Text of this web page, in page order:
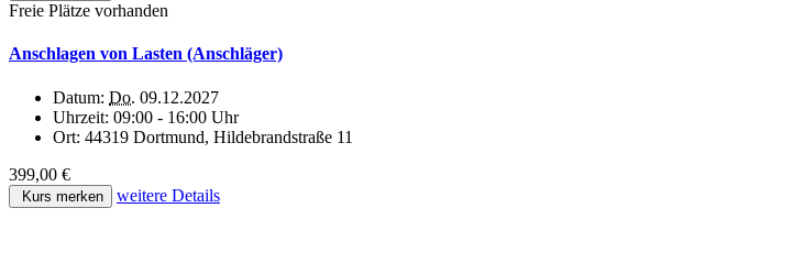
Freie Plätze vorhanden
Anschlagen von Lasten (Anschläger)
Datum: Do. 09.12.2027
Uhrzeit: 09:00 - 16:00 Uhr
Ort: 44319 Dortmund, Hildebrandstraße 11
399,00 €
Kurs merken weitere Details